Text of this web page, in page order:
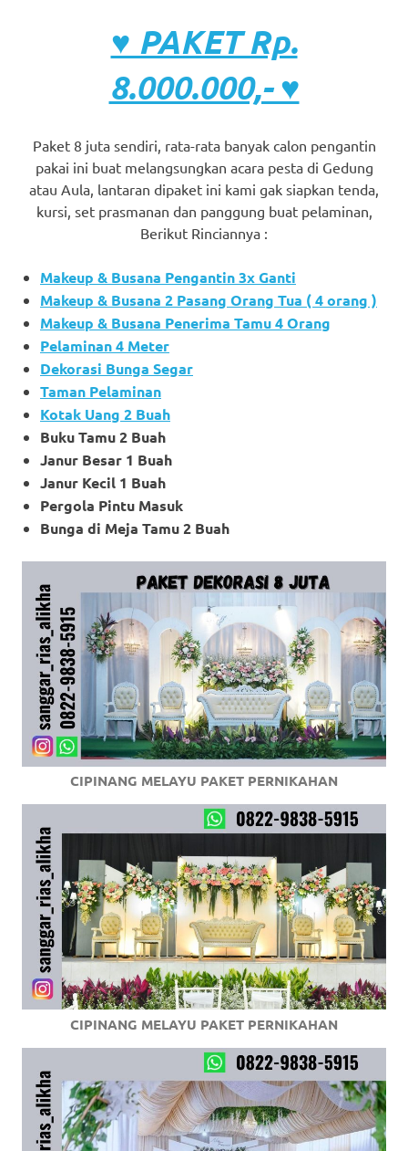
♥ PAKET Rp.
8.000.000,- ♥
Paket 8 juta sendiri, rata-rata banyak calon pengantin
pakai ini buat melangsungkan acara pesta di Gedung
atau Aula, lantaran dipaket ini kami gak siapkan tenda,
kursi, set prasmanan dan panggung buat pelaminan,
Berikut Rinciannya :
Makeup & Busana Pengantin 3x Ganti
Makeup & Busana 2 Pasang Orang Tua ( 4 orang )
Makeup & Busana Penerima Tamu 4 Orang
Pelaminan 4 Meter
Dekorasi Bunga Segar
Taman Pelaminan
Kotak Uang 2 Buah
Buku Tamu 2 Buah
Janur Besar 1 Buah
Janur Kecil 1 Buah
Pergola Pintu Masuk
Bunga di Meja Tamu 2 Buah
CIPINANG MELAYU PAKET PERNIKAHAN
CIPINANG MELAYU PAKET PERNIKAHAN